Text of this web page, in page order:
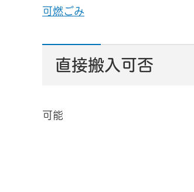
可燃ごみ
直接搬入可否
可能